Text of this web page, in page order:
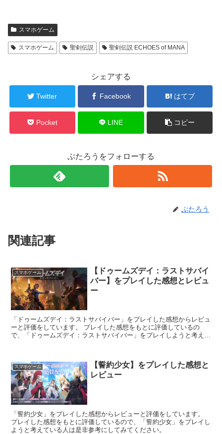
スマホゲーム
スマホゲーム 聖剣伝説 聖剣伝説 ECHOES of MANA
シェアする
Twitter Facebook はてブ
Pocket LINE コピー
ぶたろうをフォローする
ぶたろう
関連記事
スマホゲーム
【ドゥームズデイ：ラストサバイ
バー】をプレイした感想とレビュ
ー
「ドゥームズデイ：ラストサバイバー」をプレイした感想からレビュ
ーと評価をしています。 プレイした感想をもとに評価しているの
で、「ドゥームズデイ：ラストサバイバー」をプレイしようと考えて
スマホゲーム
【誓約少女】をプレイした感想と
レビュー
「誓約少女」をプレイした感想からレビューと評価をしています。
プレイした感想をもとに評価しているので、「誓約少女」をプレイし
ようと考えている人は是非参考にしてみてください。